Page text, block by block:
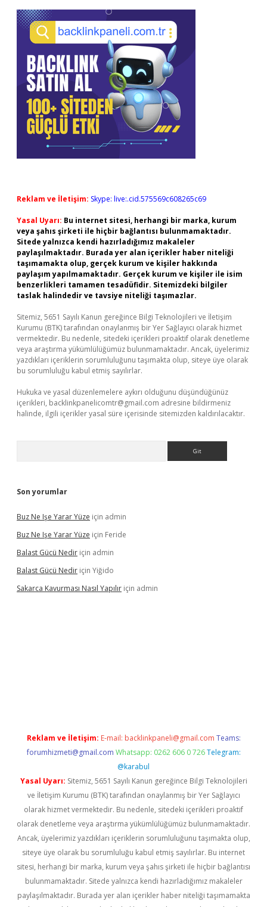
Reklam ve İletişim: Skype: live:.cid.575569c608265c69
Yasal Uyarı: Bu internet sitesi, herhangi bir marka, kurum
veya şahıs şirketi ile hiçbir bağlantısı bulunmamaktadır.
Sitede yalnızca kendi hazırladığımız makaleler
paylaşılmaktadır. Burada yer alan içerikler haber niteliği
taşımamakta olup, gerçek kurum ve kişiler hakkında
paylaşım yapılmamaktadır. Gerçek kurum ve kişiler ile isim
benzerlikleri tamamen tesadüfidir. Sitemizdeki bilgiler
taslak halindedir ve tavsiye niteliği taşımazlar.
Sitemiz, 5651 Sayılı Kanun gereğince Bilgi Teknolojileri ve İletişim
Kurumu (BTK) tarafından onaylanmış bir Yer Sağlayıcı olarak hizmet
vermektedir. Bu nedenle, sitedeki içerikleri proaktif olarak denetleme
veya araştırma yükümlülüğümüz bulunmamaktadır. Ancak, üyelerimiz
yazdıkları içeriklerin sorumluluğunu taşımakta olup, siteye üye olarak
bu sorumluluğu kabul etmiş sayılırlar.
Hukuka ve yasal düzenlemelere aykırı olduğunu düşündüğünüz
içerikleri, backlinkpanelicomtr@gmail.com adresine bildirmeniz
halinde, ilgili içerikler yasal süre içerisinde sitemizden kaldırılacaktır.
Son yorumlar
Buz Ne Işe Yarar Yüze için admin
Buz Ne Işe Yarar Yüze için Feride
Balast Gücü Nedir için admin
Balast Gücü Nedir için Yiğido
Sakarca Kavurması Nasıl Yapılır için admin
Reklam ve İletişim: E-mail: backlinkpaneli@gmail.com Teams:
forumhizmeti@gmail.com Whatsapp: 0262 606 0 726 Telegram:
@karabul
Yasal Uyarı: Sitemiz, 5651 Sayılı Kanun gereğince Bilgi Teknolojileri
ve İletişim Kurumu (BTK) tarafından onaylanmış bir Yer Sağlayıcı
olarak hizmet vermektedir. Bu nedenle, sitedeki içerikleri proaktif
olarak denetleme veya araştırma yükümlülüğümüz bulunmamaktadır.
Ancak, üyelerimiz yazdıkları içeriklerin sorumluluğunu taşımakta olup,
siteye üye olarak bu sorumluluğu kabul etmiş sayılırlar. Bu internet
sitesi, herhangi bir marka, kurum veya şahıs şirketi ile hiçbir bağlantısı
bulunmamaktadır. Sitede yalnızca kendi hazırladığımız makaleler
paylaşılmaktadır. Burada yer alan içerikler haber niteliği taşımamakta